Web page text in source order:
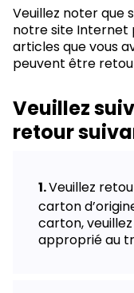
Veuillez noter que
notre site Internet
articles que vous
peuvent être
Veuillez
retour
Veuillez
carton
carton,
approprié au